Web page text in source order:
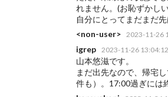
れません。(お恥ずかし
自分にとってまだまだ先
<non-user>
2023-11-26
igrep 2023-11-26
山本悠滋です。
まだ出先なので、帰宅
件も）。17:00過ぎには